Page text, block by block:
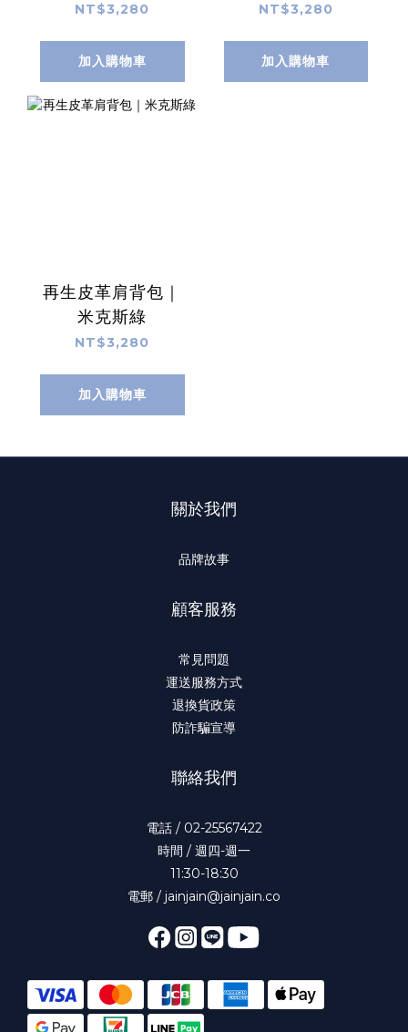
NT$3,280
加入購物車
NT$3,280
加入購物車
再生皮革肩背包｜
米克斯綠
NT$3,280
加入購物車
關於我們
品牌故事
顧客服務
常見問題
運送服務方式
退換貨政策
防詐騙宣導
聯絡我們
電話 / 02-25567422
時間 / 週四-週一
11:30-18:30
電郵 / jainjain@jainjain.co